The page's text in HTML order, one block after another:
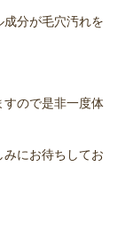
分が毛穴汚れを
すので是非一度体
にお待ちしてお